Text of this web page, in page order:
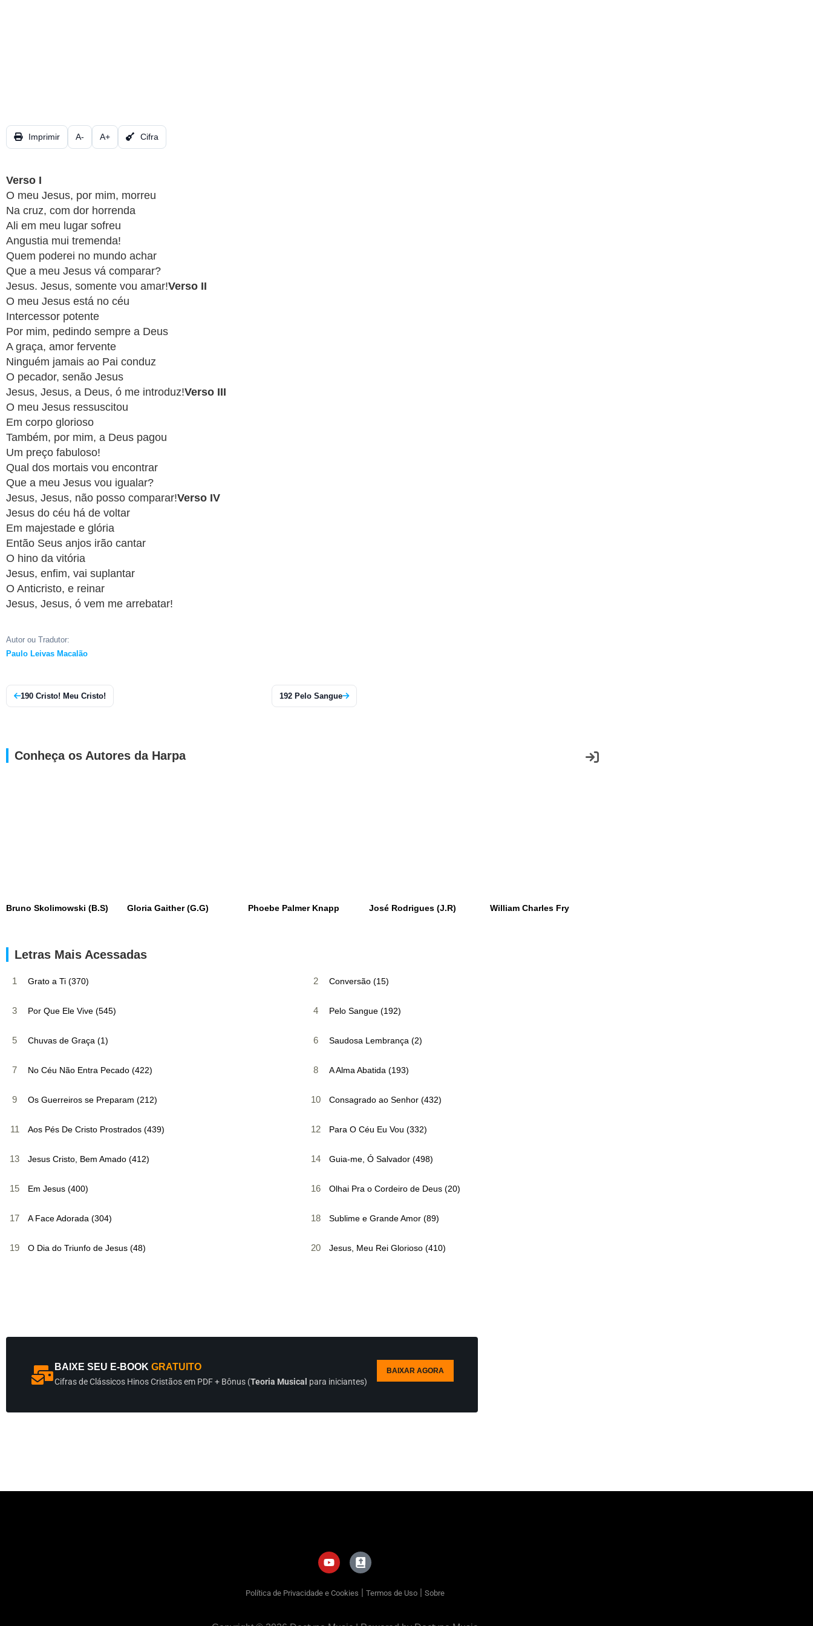
REVIEW
AUTORES
HARPA
LISTAS
APP
WINDOWS
Imprimir A- A+ Cifra
Verso I
O meu Jesus, por mim, morreu
Na cruz, com dor horrenda
Ali em meu lugar sofreu
Angustia mui tremenda!
Quem poderei no mundo achar
Que a meu Jesus vá comparar?
Jesus. Jesus, somente vou amar!Verso II
O meu Jesus está no céu
Intercessor potente
Por mim, pedindo sempre a Deus
A graça, amor fervente
Ninguém jamais ao Pai conduz
O pecador, senão Jesus
Jesus, Jesus, a Deus, ó me introduz!Verso III
O meu Jesus ressuscitou
Em corpo glorioso
Também, por mim, a Deus pagou
Um preço fabuloso!
Qual dos mortais vou encontrar
Que a meu Jesus vou igualar?
Jesus, Jesus, não posso comparar!Verso IV
Jesus do céu há de voltar
Em majestade e glória
Então Seus anjos irão cantar
O hino da vitória
Jesus, enfim, vai suplantar
O Anticristo, e reinar
Jesus, Jesus, ó vem me arrebatar!
Autor ou Tradutor:
Paulo Leivas Macalão
190 Cristo! Meu Cristo! 192 Pelo Sangue
Conheça os Autores da Harpa
Bruno Skolimowski (B.S) Gloria Gaither (G.G) Phoebe Palmer Knapp José Rodrigues (J.R) William Charles Fry
Letras Mais Acessadas
1 Grato a Ti (370) 2 Conversão (15)
3 Por Que Ele Vive (545) 4 Pelo Sangue (192)
5 Chuvas de Graça (1) 6 Saudosa Lembrança (2)
7 No Céu Não Entra Pecado (422) 8 A Alma Abatida (193)
9 Os Guerreiros se Preparam (212) 10 Consagrado ao Senhor (432)
11 Aos Pés De Cristo Prostrados (439) 12 Para O Céu Eu Vou (332)
13 Jesus Cristo, Bem Amado (412) 14 Guia-me, Ó Salvador (498)
15 Em Jesus (400) 16 Olhai Pra o Cordeiro de Deus (20)
17 A Face Adorada (304) 18 Sublime e Grande Amor (89)
19 O Dia do Triunfo de Jesus (48) 20 Jesus, Meu Rei Glorioso (410)
BAIXE SEU E-BOOK GRATUITO
Cifras de Clássicos Hinos Cristãos em PDF + Bônus (Teoria Musical para iniciantes)
BAIXAR AGORA
Política de Privacidade e Cookies | Termos de Uso| Sobre